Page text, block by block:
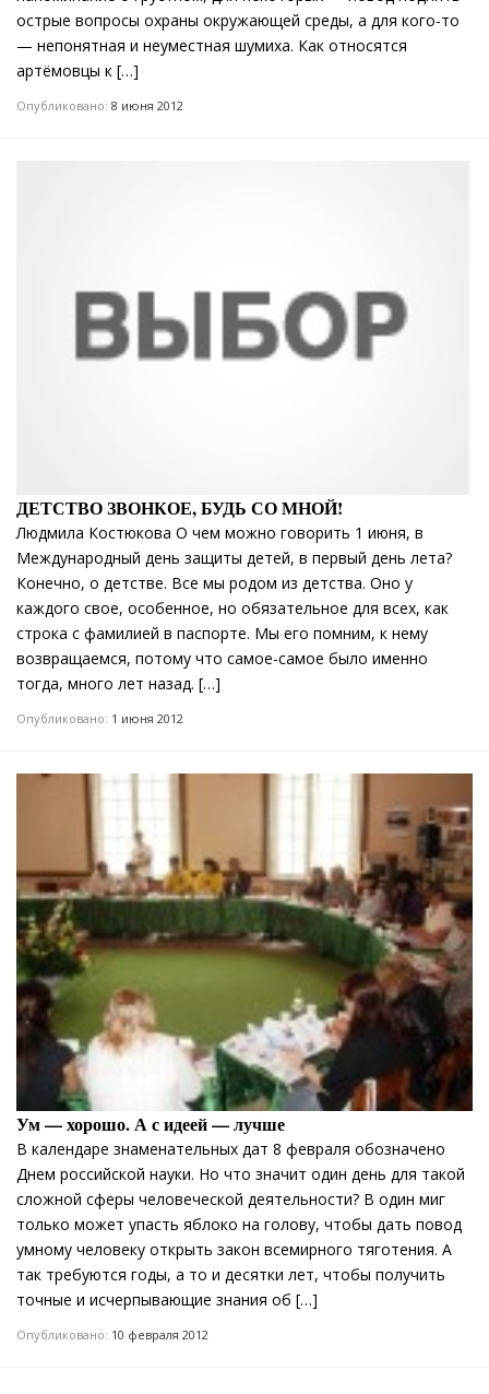
острые вопросы охраны окружающей среды, а для кого-то
— непонятная и неуместная шумиха. Как относятся
артёмовцы к […]
Опубликовано: 8 июня 2012
ДЕТСТВО ЗВОНКОЕ, БУДЬ СО МНОЙ!
Людмила Костюкова О чем можно говорить 1 июня, в
Международный день защиты детей, в первый день лета?
Конечно, о детстве. Все мы родом из детства. Оно у
каждого свое, особенное, но обязательное для всех, как
строка с фамилией в паспорте. Мы его помним, к нему
возвращаемся, потому что самое-самое было именно
тогда, много лет назад. […]
Опубликовано: 1 июня 2012
Ум — хорошо. А с идеей — лучше
В календаре знаменательных дат 8 февраля обозначено
Днем российской науки. Но что значит один день для такой
сложной сферы человеческой деятельности? В один миг
только может упасть яблоко на голову, чтобы дать повод
умному человеку открыть закон всемирного тяготения. А
так требуются годы, а то и десятки лет, чтобы получить
точные и исчерпывающие знания об […]
Опубликовано: 10 февраля 2012